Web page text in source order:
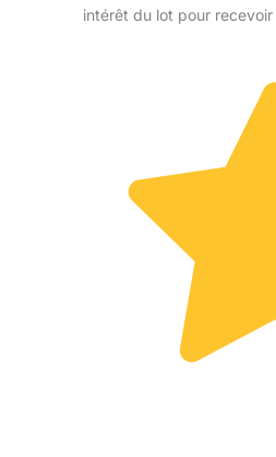
intérêt du lot pour recevoir